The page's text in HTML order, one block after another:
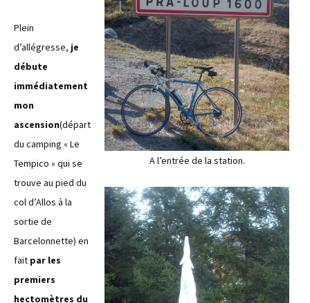
Plein
d’allégresse, je
débute
immédiatement
mon
ascension(départ
du camping « Le
Tempico » qui se
trouve au pied du
col d’Allos à la
sortie de
Barcelonnette) en
fait par les
premiers
hectomètres du
A l’entrée de la station.